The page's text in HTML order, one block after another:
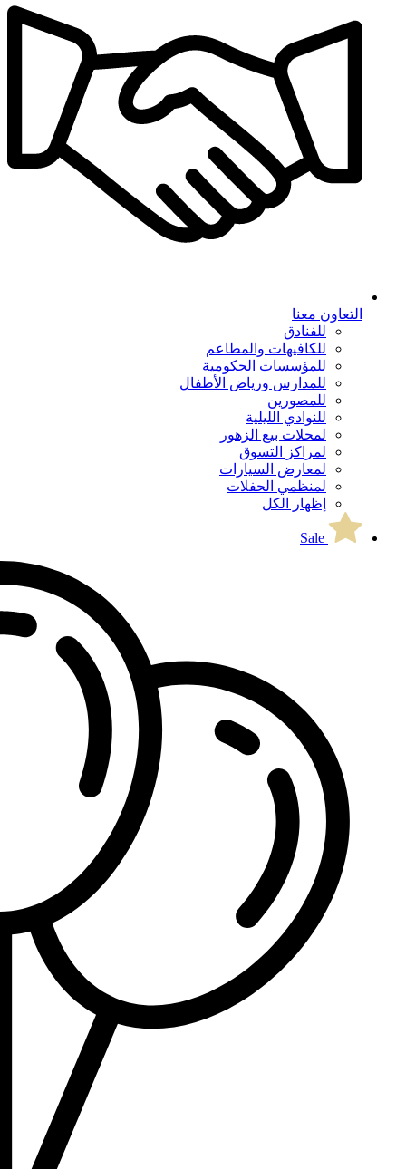
التعاون معنا
للفنادق
للكافيهات والمطاعم
للمؤسسات الحكومية
للمدارس ورياض الأطفال
للمصورين
للنوادي الليلية
لمحلات بيع الزهور
لمراكز التسوق
لمعارض السيارات
لمنظمي الحفلات
إظهار الكل